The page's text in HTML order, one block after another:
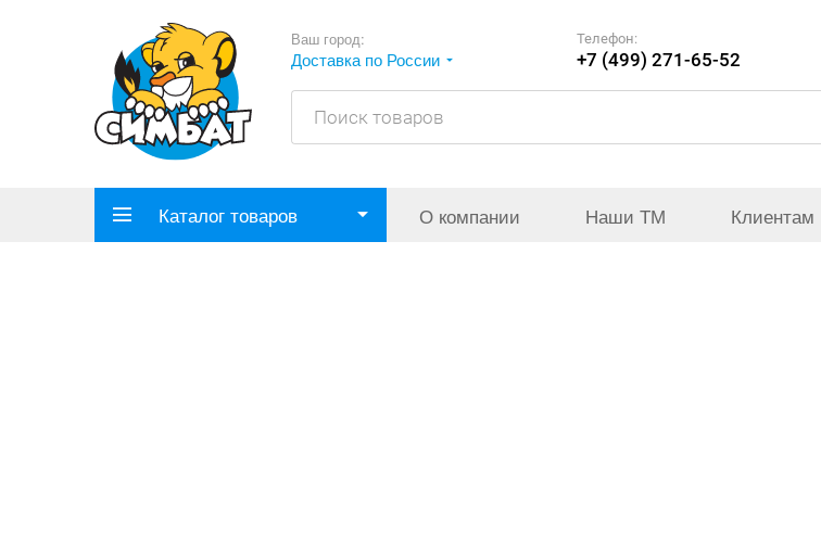
Ваш город:
Доставка по России
Телефон:
+7 (499) 271-65-52
Каталог товаров О компании Наши ТМ Клиентам